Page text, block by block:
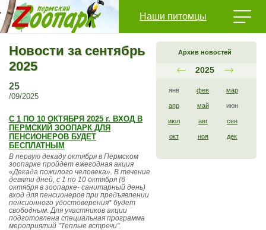
Наши питомцы
Архив новостей
2025
янв фев мар
апр май июн
июл авг сен
окт ноя дек
Новости за сентябрь
2025
25
/09/2025
С 1 ПО 10 ОКТЯБРЯ 2025 г. ВХОД В
ПЕРМСКИЙ ЗООПАРК ДЛЯ
ПЕНСИОНЕРОВ БУДЕТ
БЕСПЛАТНЫМ
В первую декаду октября в Пермском
зоопарке пройдет ежегодная акция
«Декада пожилого человека». В течение
девяти дней, с 1 по 10 октября (6
октября в зоопарке- санитарный день)
вход для пенсионеров при предъявлении
пенсионного удостоверения* будет
свободным. Для участников акции
подготовлена специальная программа
мероприятий "Теплые встречи".